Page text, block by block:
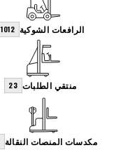
الرافعات الشوكية 1012
منتقي الطلبات 23
مكدسات المنصات النقالة